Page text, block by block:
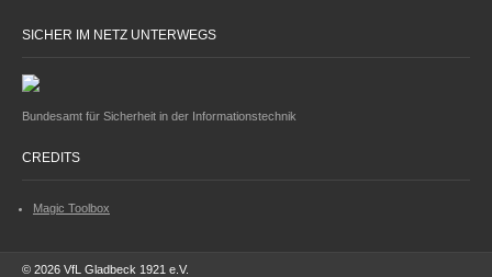
SICHER IM NETZ UNTERWEGS
Bundesamt für Sicherheit in der Informationstechnik
CREDITS
Magic Toolbox
© 2026 VfL Gladbeck 1921 e.V.